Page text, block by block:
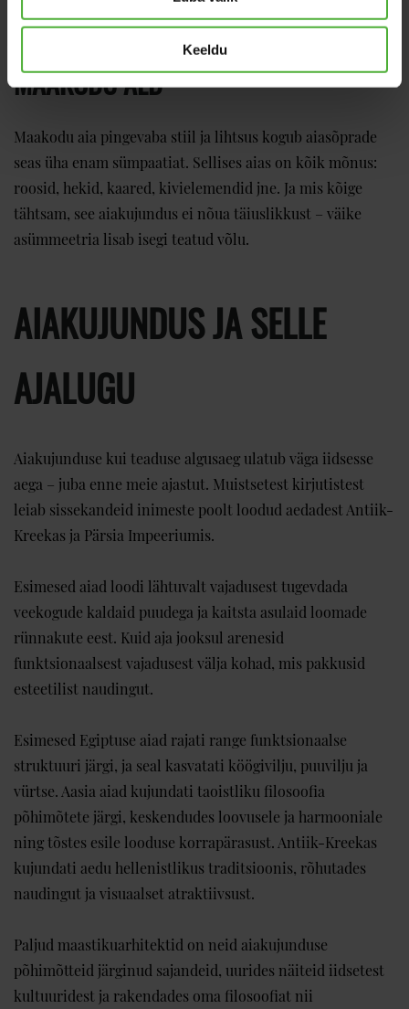
Keeldu
samuti lilled – roosid jne.
MAAKODU AED
Maakodu aia pingevaba stiil ja lihtsus kogub aiasõprade
seas üha enam sümpaatiat. Sellises aias on kõik mõnus:
roosid, hekid, kaared, kivielemendid jne. Ja mis kõige
tähtsam, see aiakujundus ei nõua täiuslikkust – väike
asümmeetria lisab isegi teatud võlu.
AIAKUJUNDUS JA SELLE
AJALUGU
Aiakujunduse kui teaduse algusaeg ulatub väga iidsesse
aega – juba enne meie ajastut. Muistsetest kirjutistest
leiab sissekandeid inimeste poolt loodud aedadest Antiik-
Kreekas ja Pärsia Impeeriumis.
Esimesed aiad loodi lähtuvalt vajadusest tugevdada
veekogude kaldaid puudega ja kaitsta asulaid loomade
rünnakute eest. Kuid aja jooksul arenesid
funktsionaalsest vajadusest välja kohad, mis pakkusid
esteetilist naudingut.
Esimesed Egiptuse aiad rajati range funktsionaalse
struktuuri järgi, ja seal kasvatati köögivilju, puuvilju ja
vürtse. Aasia aiad kujundati taoistliku filosoofia
põhimõtete järgi, keskendudes loovusele ja harmooniale
ning tõstes esile looduse korrapärasust. Antiik-Kreekas
kujundati aedu hellenistlikus traditsioonis, rõhutades
naudingut ja visuaalset atraktiivsust.
Paljud maastikuarhitektid on neid aiakujunduse
põhimõtteid järginud sajandeid, uurides näiteid iidsetest
kultuuridest ja rakendades oma filosoofiat nii